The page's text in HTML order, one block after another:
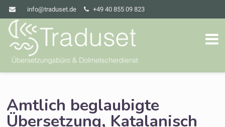
info@traduset.de +49 40 855 09 823
Amtlich beglaubigte
Übersetzung, Katalanisch